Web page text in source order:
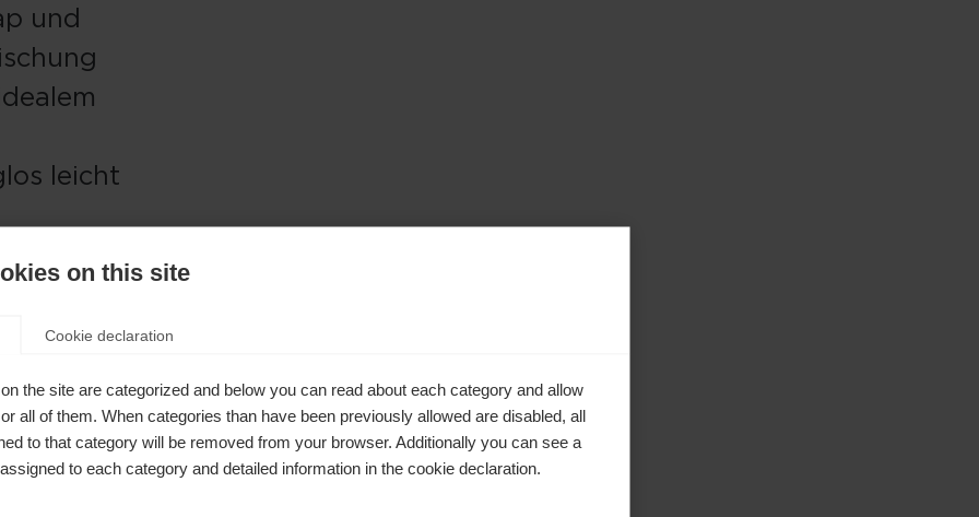
und
leicht
on this site
Cookie declaration
the site are categorized and below you can read about each category and allow
all of them. When categories than have been previously allowed are disabled, all
to that category will be removed from your browser. Additionally you can see a
to each category and detailed information in the cookie declaration.